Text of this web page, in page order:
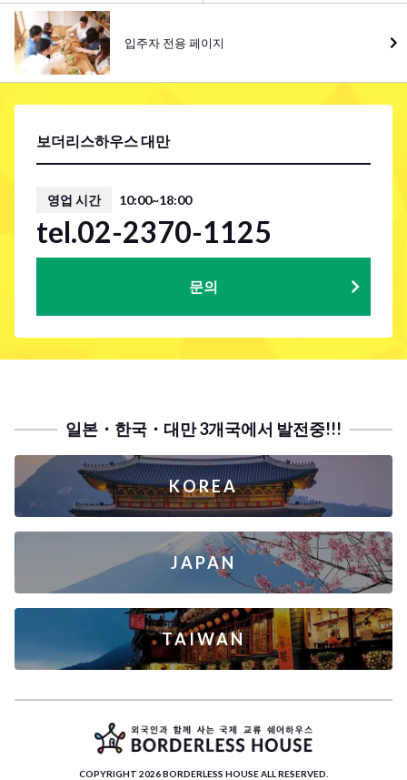
보더리스하우스 대만
영업 시간 10:00~18:00
tel.02-2370-1125
문의
입주자 전용 페이지
일본・한국・대만 3개국에서 발전중!!!
KOREA
JAPAN
TAIWAN
COPYRIGHT 2026 BORDERLESS HOUSE ALL RESERVED.